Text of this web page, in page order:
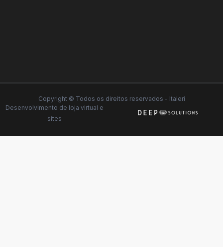
Copyright © Todos os direitos reservados - Italeri
Desenvolvimento de loja virtual e
sites